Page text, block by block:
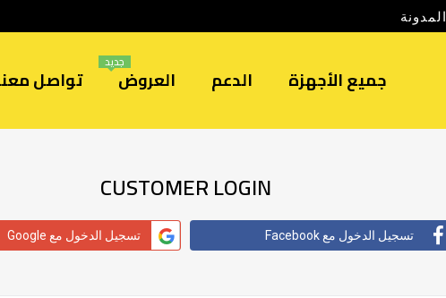
المدونة
جميع الأجهزة الدعم العروض
جديد
تواصل
CUSTOMER LOGIN
تسجيل الدخول مع Facebook تسجيل الدخول مع Google